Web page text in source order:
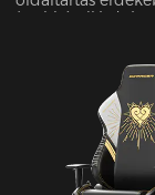
(szakítószilárdság
javította az